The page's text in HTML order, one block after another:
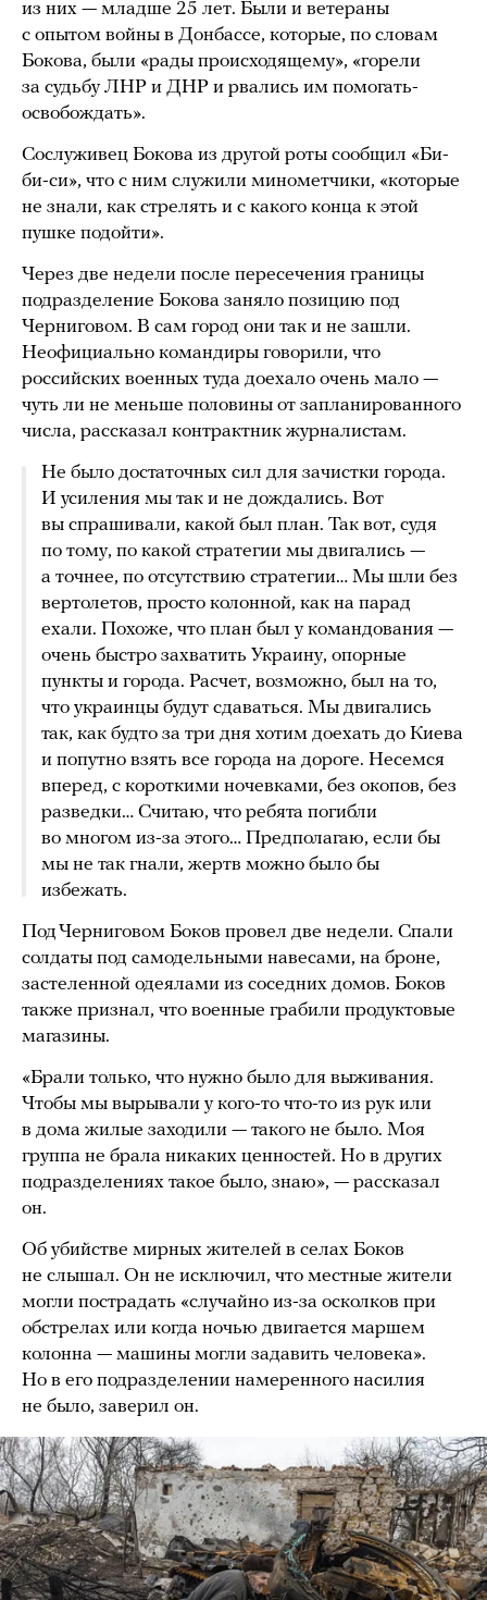
из них — младше 25 лет. Были и ветераны
с опытом войны в Донбассе, которые, по словам
Бокова, были «рады происходящему», «горели
за судьбу ЛНР и ДНР и рвались им помогать-
освобождать».
Сослуживец Бокова из другой роты сообщил «Би-
би-си», что с ним служили минометчики, «которые
не знали, как стрелять и с какого конца к этой
пушке подойти».
Через две недели после пересечения границы
подразделение Бокова заняло позицию под
Черниговом. В сам город они так и не зашли.
Неофициально командиры говорили, что
российских военных туда доехало очень мало —
чуть ли не меньше половины от запланированного
числа, рассказал контрактник журналистам.
Не было достаточных сил для зачистки города.
И усиления мы так и не дождались. Вот
вы спрашивали, какой был план. Так вот, судя
по тому, по какой стратегии мы двигались —
а точнее, по отсутствию стратегии… Мы шли без
вертолетов, просто колонной, как на парад
ехали. Похоже, что план был у командования —
очень быстро захватить Украину, опорные
пункты и города. Расчет, возможно, был на то,
что украинцы будут сдаваться. Мы двигались
так, как будто за три дня хотим доехать до Киева
и попутно взять все города на дороге. Несемся
вперед, с короткими ночевками, без окопов, без
разведки… Считаю, что ребята погибли
во многом из-за этого… Предполагаю, если бы
мы не так гнали, жертв можно было бы
избежать.
Под Черниговом Боков провел две недели. Спали
солдаты под самодельными навесами, на броне,
застеленной одеялами из соседних домов. Боков
также признал, что военные грабили продуктовые
магазины.
«Брали только, что нужно было для выживания.
Чтобы мы вырывали у кого-то что-то из рук или
в дома жилые заходили — такого не было. Моя
группа не брала никаких ценностей. Но в других
подразделениях такое было, знаю», — рассказал
он.
Об убийстве мирных жителей в селах Боков
не слышал. Он не исключил, что местные жители
могли пострадать «случайно из-за осколков при
обстрелах или когда ночью двигается маршем
колонна — машины могли задавить человека».
Но в его подразделении намеренного насилия
не было, заверил он.